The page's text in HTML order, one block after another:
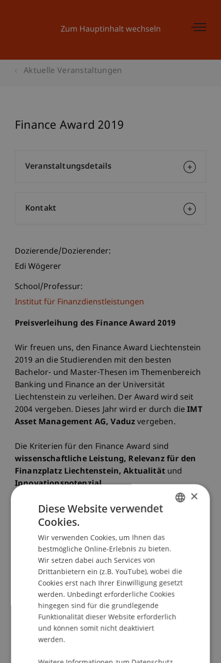
Zum Hauptinhalt wechseln
Aktuelle Veranstaltungen
Finance Award 2019
Dozierende/Dozierender:
Edi Wögerer
School/Professur:
Institut für Finanzdienstleistungen
Preisverleihung des Finance Award 2019
Wir freuen uns, den Finance Award Liechtenstein
2019 an die Studierenden mit den besten
Bachelor- und Master-Thesen im Themenbereich
Banking und Finance an der Universität
Liechtenstein zu verleihen. Der Award wird seit
2004 vergeben. Dieses Jahr wird er durch dieIMT
Asset Management AG, Vaduzvergeben.
Die Kriterien für den Finance Award sind
wissenschaftliche Leistung, Relevanz für den
Finanzplatz Liechtenstein, Aktualitätund
Innovationspotenzial.
Dieses Jahr reichten 13 Absolventinnen und
Absolventen des Bachelor-Studiengangs in
Betriebswirtschaftslehre und des Master-
Studiengangs in Finance ihre Thesen ein. Hiervon
wurden sechs Arbeiten für den Finance Award
Liechtenstein 2019 nominiert. Die Gewinner
werden anlässlich der Award Verleihung am 28.
November 2019 bekanntgegeben.
Die Verleihung des Finance Award Liechtenstein
2019 startet am 28. November 2019 um 17.30 Uhr
und schliesst an den Karrieretag in Finance an,
welcher schon am Vormittag beginnt und als
Veranstaltungsdetails
Kontakt
×
Diese Website verwendet
Cookies.
Wir verwenden Cookies, um Ihnen das
bestmögliche Online-Erlebnis zu bieten.
Wir setzen dabei auch Services von
Drittanbietern ein (z.B. YouTube), wobei die
Cookies erst nach Ihrer Einwilligung gesetzt
werden. Unbedingt erforderliche Cookies
hingegen sind für die grundlegende
Funktionalität dieser Website erforderlich
und können somit nicht deaktiviert
werden.